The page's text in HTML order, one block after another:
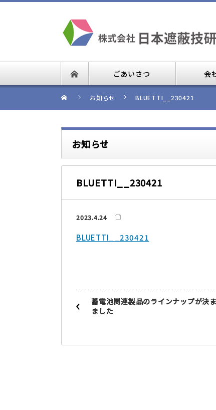
ごあいさつ 会
お知らせ BLUETTI__230421
お知らせ
BLUETTI__230421
2023.4.24
BLUETTI__230421
蓄電池関連製品のラインナップが決
ました